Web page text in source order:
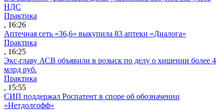
НДС
Практика
, 16:26
Аптечная сеть «36,6» выкупила 83 аптеки «Диалога»
Практика
, 16:25
Экс-главу АСВ объявили в розыск по делу о хищении более 4
млрд руб.
Практика
, 15:55
СИП поддержал Роспатент в споре об обозначении
«Нетдолгофф»